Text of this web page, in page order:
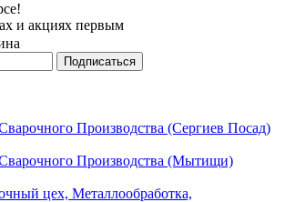
и акциях первым
Производства (Сергиев Посад)
Производства (Мытищи)
цех, Металлообработка,